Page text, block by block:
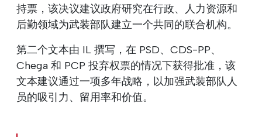
持票，该决议建议政府研究在行政、人力资源和
后勤领域为武装部队建立一个共同的联合机构。
第二个文本由 IL 撰写，在 PSD、CDS-PP、
Chega 和 PCP 投弃权票的情况下获得批准，该
文本建议通过一项多年战略，以加强武装部队人
员的吸引力、留用率和价值。